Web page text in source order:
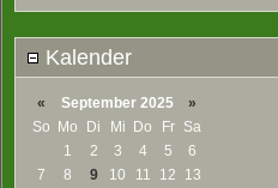
Kalender
« September 2025
»
So Mo Di Mi Do Fr
Sa
1
2 3 4 5
6
7
8 9 10 11 12
13